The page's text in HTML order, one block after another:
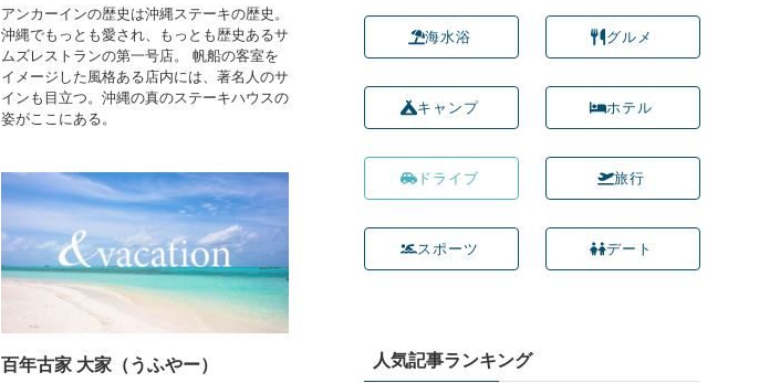
アンカーインの歴史は沖縄ステーキの歴史。
沖縄でもっとも愛され、もっとも歴史あるサ
ムズレストランの第一号店。 帆船の客室を
イメージした風格ある店内には、著名人のサ
インも目立つ。沖縄の真のステーキハウスの
姿がここにある。
百年古家 大家（うふやー）
海水浴
キャンプ
ドライブ
スポーツ
グルメ
ホテル
旅行
デート
人気記事ランキング